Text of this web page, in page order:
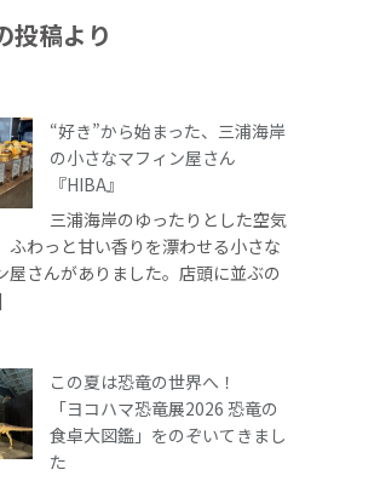
投稿より
“好き”から始まった、三浦海岸
の小さなマフィン屋さん
『HIBA』
三浦海岸のゆったりとした空気
ふわっと甘い香りを漂わせる小さな
屋さんがありました。店頭に並ぶの
この夏は恐竜の世界へ！
「ヨコハマ恐竜展2026 恐竜の
食卓大図鑑」をのぞいてきまし
た